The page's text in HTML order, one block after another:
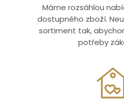
Máme rozsáhlou
dostupného zboží.
sortiment tak,
potřeby